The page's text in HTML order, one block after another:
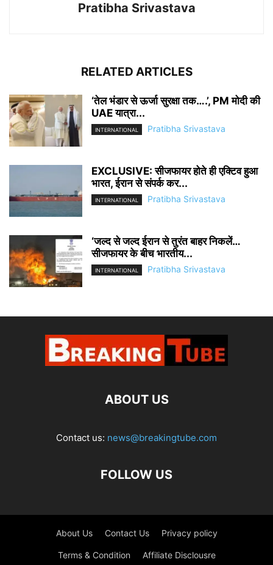
Pratibha Srivastava
RELATED ARTICLES
‘तेल भंडार से ऊर्जा सुरक्षा तक….’, PM मोदी की
UAE यात्रा...
INTERNATIONAL Pratibha Srivastava
EXCLUSIVE: सीजफायर होते ही एक्टिव हुआ
भारत, ईरान से संपर्क कर...
INTERNATIONAL Pratibha Srivastava
‘जल्द से जल्द ईरान से तुरंत बाहर निकलें…
सीजफायर के बीच भारतीय...
INTERNATIONAL Pratibha Srivastava
ABOUT US
Contact us: news@breakingtube.com
FOLLOW US
About Us Contact Us Privacy policy
Terms & Condition Affiliate Disclousre